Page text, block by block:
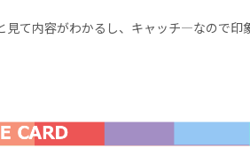
て内容がわかるし、キャッチ―なので印